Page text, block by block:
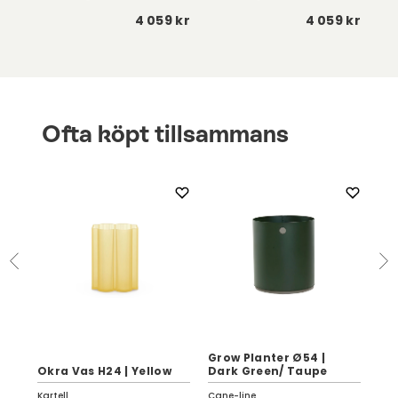
4 059 kr 4 059 kr
Ofta köpt tillsammans
Okra Vas H24 | Yellow
Grow Planter Ø54 |
Dark Green/ Taupe